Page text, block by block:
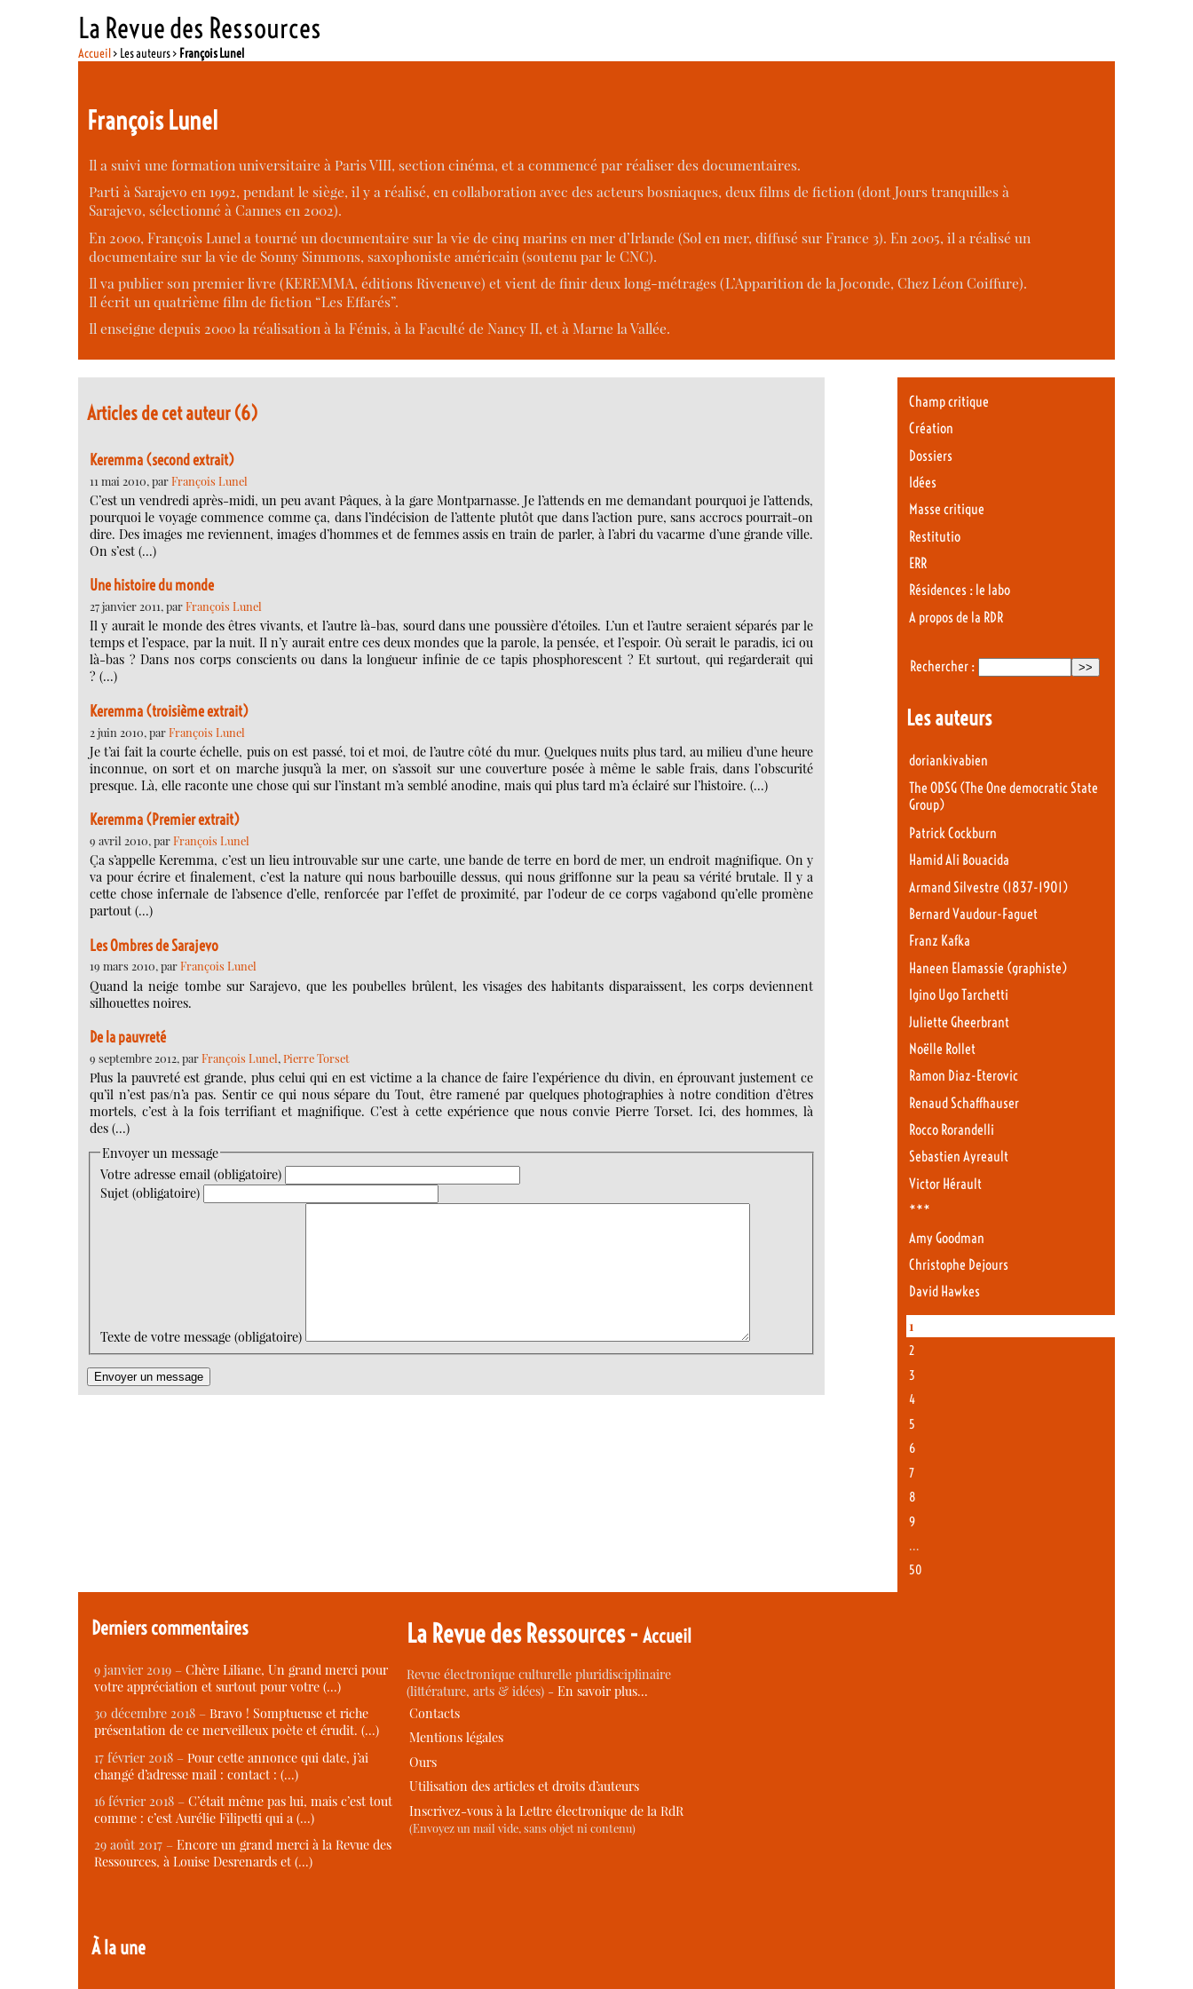
La Revue des Ressources
Accueil> Les auteurs > François Lunel
François Lunel
Il a suivi une formation universitaire à Paris VIII, section cinéma, et a commencé par réaliser des documentaires.
Parti à Sarajevo en 1992, pendant le siège, il y a réalisé, en collaboration avec des acteurs bosniaques, deux films de fiction (dont Jours tranquilles à
Sarajevo, sélectionné à Cannes en 2002).
En 2000, François Lunel a tourné un documentaire sur la vie de cinq marins en mer d’Irlande (Sol en mer, diffusé sur France 3). En 2005, il a réalisé un
documentaire sur la vie de Sonny Simmons, saxophoniste américain (soutenu par le CNC).
Il va publier son premier livre (KEREMMA, éditions Riveneuve) et vient de finir deux long-métrages (L’Apparition de la Joconde, Chez Léon Coiffure).
Il écrit un quatrième film de fiction “Les Effarés”.
Il enseigne depuis 2000 la réalisation à la Fémis, à la Faculté de Nancy II, et à Marne la Vallée.
Articles de cet auteur (6)
Keremma (second extrait)
11 mai 2010, parFrançois Lunel
C’est un vendredi après-midi, un peu avant Pâques, à la gare Montparnasse. Je l’attends en me demandant pourquoi je l’attends,
pourquoi le voyage commence comme ça, dans l’indécision de l’attente plutôt que dans l’action pure, sans accrocs pourrait-on
dire. Des images me reviennent, images d’hommes et de femmes assis en train de parler, à l’abri du vacarme d’une grande ville.
On s’est (…)
Une histoire du monde
27 janvier 2011, parFrançois Lunel
Il y aurait le monde des êtres vivants, et l’autre là-bas, sourd dans une poussière d’étoiles. L’un et l’autre seraient séparés par le
temps et l’espace, par la nuit. Il n’y aurait entre ces deux mondes que la parole, la pensée, et l’espoir. Où serait le paradis, ici ou
là-bas ? Dans nos corps conscients ou dans la longueur infinie de ce tapis phosphorescent ? Et surtout, qui regarderait qui
? (…)
Keremma (troisième extrait)
2 juin 2010, parFrançois Lunel
Je t’ai fait la courte échelle, puis on est passé, toi et moi, de l’autre côté du mur. Quelques nuits plus tard, au milieu d’une heure
inconnue, on sort et on marche jusqu’à la mer, on s’assoit sur une couverture posée à même le sable frais, dans l’obscurité
presque. Là, elle raconte une chose qui sur l’instant m’a semblé anodine, mais qui plus tard m’a éclairé sur l’histoire. (…)
Keremma (Premier extrait)
9 avril 2010, parFrançois Lunel
Ça s’appelle Keremma, c’est un lieu introuvable sur une carte, une bande de terre en bord de mer, un endroit magnifique. On y
va pour écrire et finalement, c’est la nature qui nous barbouille dessus, qui nous griffonne sur la peau sa vérité brutale. Il y a
cette chose infernale de l’absence d’elle, renforcée par l’effet de proximité, par l’odeur de ce corps vagabond qu’elle promène
partout (…)
Les Ombres de Sarajevo
19 mars 2010, parFrançois Lunel
Quand la neige tombe sur Sarajevo, que les poubelles brûlent, les visages des habitants disparaissent, les corps deviennent
silhouettes noires.
De la pauvreté
9 septembre 2012, parFrançois Lunel, Pierre Torset
Plus la pauvreté est grande, plus celui qui en est victime a la chance de faire l’expérience du divin, en éprouvant justement ce
qu’il n’est pas/n’a pas. Sentir ce qui nous sépare du Tout, être ramené par quelques photographies à notre condition d’êtres
mortels, c’est à la fois terrifiant et magnifique. C’est à cette expérience que nous convie Pierre Torset. Ici, des hommes, là
des (…)
Envoyer un message
Votre adresse email (obligatoire)
Sujet (obligatoire)
Texte de votre message (obligatoire)
Champ critique
Création
Dossiers
Idées
Masse critique
Restitutio
ERR
Résidences : le labo
A propos de la RDR
Rechercher :
Les auteurs
doriankivabien
The ODSG (The One democratic State
Group)
Patrick Cockburn
Hamid Ali Bouacida
Armand Silvestre (1837-1901)
Bernard Vaudour-Faguet
Franz Kafka
Haneen Elamassie (graphiste)
Igino Ugo Tarchetti
Juliette Gheerbrant
Noëlle Rollet
Ramon Diaz-Eterovic
Renaud Schaffhauser
Rocco Rorandelli
Sebastien Ayreault
Victor Hérault
***
Amy Goodman
Christophe Dejours
David Hawkes
1
2
3
4
5
6
7
8
9
…
50
Derniers commentaires
9 janvier 2019 – Chère Liliane, Un grand merci pour
votre appréciation et surtout pour votre (…)
30 décembre 2018 – Bravo ! Somptueuse et riche
présentation de ce merveilleux poète et érudit. (…)
17 février 2018 – Pour cette annonce qui date, j’ai
changé d’adresse mail : contact : (…)
16 février 2018 – C’était même pas lui, mais c’est tout
comme : c’est Aurélie Filipetti qui a (…)
29 août 2017 – Encore un grand merci à la Revue des
Ressources, à Louise Desrenards et (…)
À la une
La Revue des Ressources -Accueil
Revue électronique culturelle pluridisciplinaire
(littérature, arts & idées) -En savoir plus…
Contacts
Mentions légales
Ours
Utilisation des articles et droits d’auteurs
Inscrivez-vous à la Lettre électronique de la RdR
(Envoyez un mail vide, sans objet ni contenu)